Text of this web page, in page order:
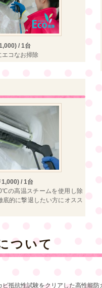
/ 1台
エコなお掃除
/ 1台
の高温スチームを使用し除
底的に撃退したい方にオスス
ついて
抵抗性試験をクリアした高性能